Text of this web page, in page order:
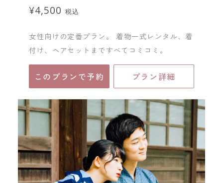
¥4,500 税込
女性向けの定番プラン。 着物一式レンタル、着
付け、ヘアセットまですべてコミコミ。
このプランで予約 プラン詳細